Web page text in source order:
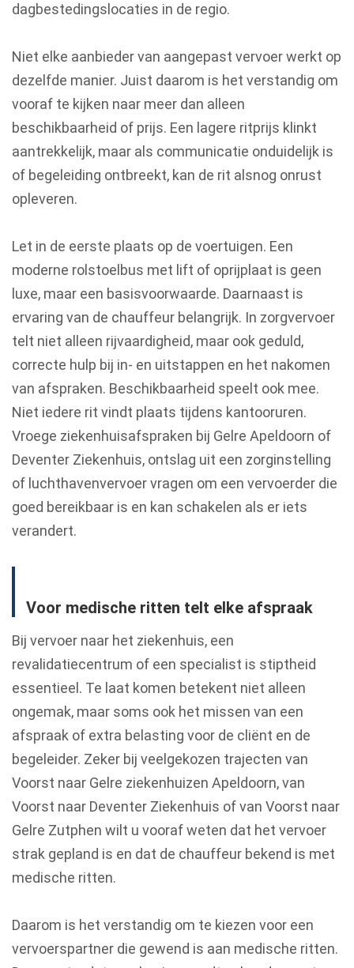
dagbestedingslocaties in de regio.
Niet elke aanbieder van aangepast vervoer werkt op
dezelfde manier. Juist daarom is het verstandig om
vooraf te kijken naar meer dan alleen
beschikbaarheid of prijs. Een lagere ritprijs klinkt
aantrekkelijk, maar als communicatie onduidelijk is
of begeleiding ontbreekt, kan de rit alsnog onrust
opleveren.
Let in de eerste plaats op de voertuigen. Een
moderne rolstoelbus met lift of oprijplaat is geen
luxe, maar een basisvoorwaarde. Daarnaast is
ervaring van de chauffeur belangrijk. In zorgvervoer
telt niet alleen rijvaardigheid, maar ook geduld,
correcte hulp bij in- en uitstappen en het nakomen
van afspraken. Beschikbaarheid speelt ook mee.
Niet iedere rit vindt plaats tijdens kantooruren.
Vroege ziekenhuisafspraken bij Gelre Apeldoorn of
Deventer Ziekenhuis, ontslag uit een zorginstelling
of luchthavenvervoer vragen om een vervoerder die
goed bereikbaar is en kan schakelen als er iets
verandert.
Voor medische ritten telt elke afspraak
Bij vervoer naar het ziekenhuis, een
revalidatiecentrum of een specialist is stiptheid
essentieel. Te laat komen betekent niet alleen
ongemak, maar soms ook het missen van een
afspraak of extra belasting voor de cliënt en de
begeleider. Zeker bij veelgekozen trajecten van
Voorst naar Gelre ziekenhuizen Apeldoorn, van
Voorst naar Deventer Ziekenhuis of van Voorst naar
Gelre Zutphen wilt u vooraf weten dat het vervoer
strak gepland is en dat de chauffeur bekend is met
medische ritten.
Daarom is het verstandig om te kiezen voor een
vervoerspartner die gewend is aan medische ritten.